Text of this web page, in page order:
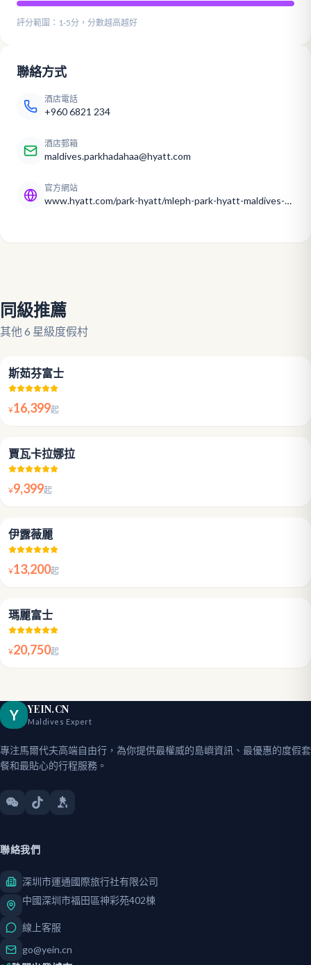
評分範圍：1-5分，分數越高越好
聯絡方式
酒店電話
+960 6821 234
酒店郵箱
maldives.parkhadahaa@hyatt.com
官方網站
www.hyatt.com/park-hyatt/mleph-park-hyatt-maldives-hadahaa
同級推薦
其他 6 星級度假村
斯茹芬富士
¥16,399起
賈瓦卡拉娜拉
¥9,399起
伊露薇麗
¥13,200起
瑪麗富士
¥20,750起
Y YEIN.CN
Maldives Expert
專注馬爾代夫高端自由行，為你提供最權威的島嶼資訊、最優惠的度假套
餐和最貼心的行程服務。
聯絡我們
深圳市運通國際旅行社有限公司
中國深圳市福田區神彩苑402棟
線上客服
go@yein.cn